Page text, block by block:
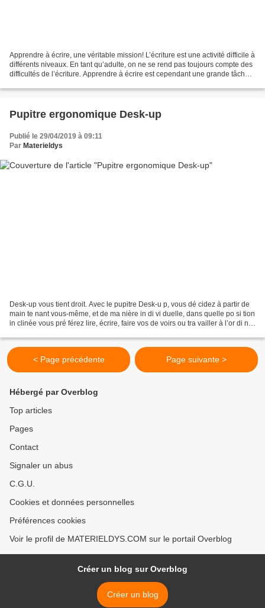
Apprendre à écrire, une véritable mission! L’écriture est une activité difficile à
différents niveaux. En tant qu’adulte, on ne se rend pas toujours compte des
difficultés de l’écriture. Apprendre à écrire est cependant une grande tâche
Pupitre ergonomique Desk-up
Publié le 29/04/2019 à 09:11
Par Materieldys
Desk-up vous tient droit. Avec le pupitre Desk-u p, vous dé cidez à partir de
main te nant vous-même, et de ma nière in di vi duelle, dans quelle po si tion
in clinée vous pré férez lire, écrire, faire vos de voirs ou tra vailler à l’or di na
< Page précédente Page suivante >
Hébergé par Overblog
Top articles
Pages
Contact
Signaler un abus
C.G.U.
Cookies et données personnelles
Préférences cookies
Voir le profil de MATERIELDYS.COM sur le portail Overblog
Créer un blog sur Overblog
Créer un blog